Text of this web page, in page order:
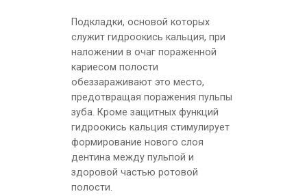
Подкладки, основой которых
служит гидроокись кальция, при
наложении в очаг пораженной
кариесом полости
обеззараживают это место,
предотвращая поражения пульпы
зуба. Кроме защитных функций
гидроокись кальция стимулирует
формирование нового слоя
дентина между пульпой и
здоровой частью ротовой
полости.